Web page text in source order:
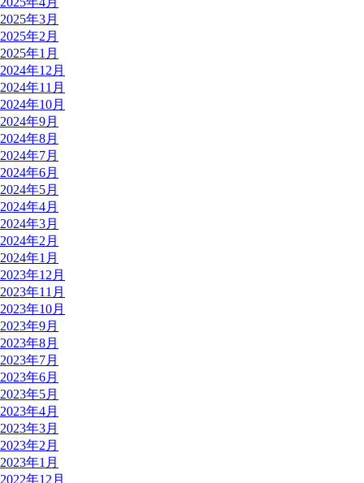
2025年3月
2025年2月
2025年1月
2024年12月
2024年11月
2024年10月
2024年9月
2024年8月
2024年7月
2024年6月
2024年5月
2024年4月
2024年3月
2024年2月
2024年1月
2023年12月
2023年11月
2023年10月
2023年9月
2023年8月
2023年7月
2023年6月
2023年5月
2023年4月
2023年3月
2023年2月
2023年1月
2022年12月